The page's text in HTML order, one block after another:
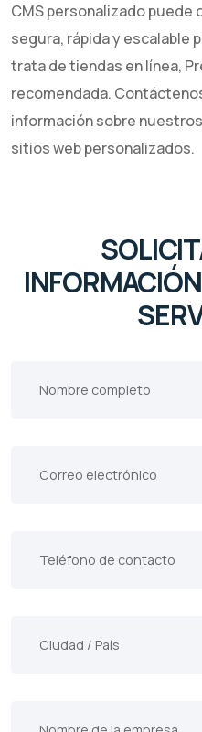
CMS personalizado puede
segura, rápida y escalable
trata de tiendas en línea,
recomendada.
información sobre
sitios web personalizados.